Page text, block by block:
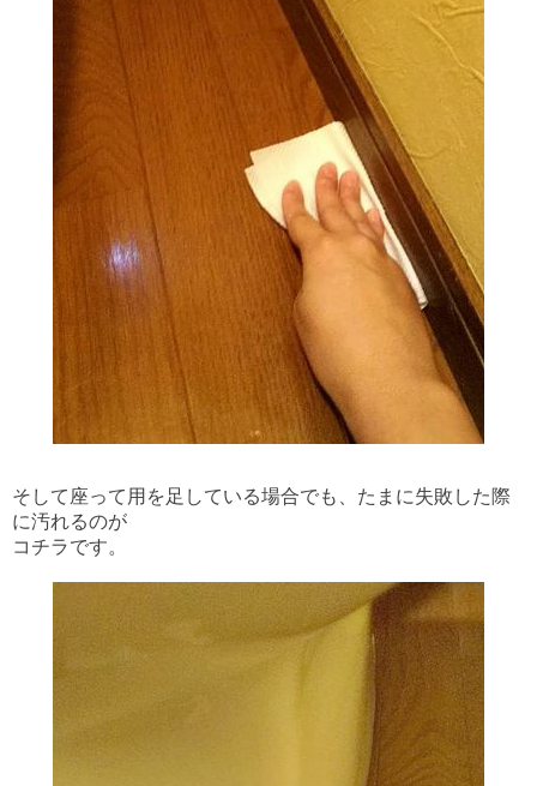
そして座って用を足している場合でも、たまに失敗した際
に汚れるのが
コチラです。